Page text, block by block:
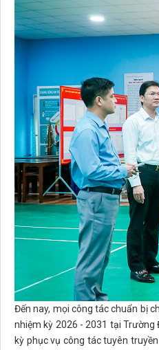
Đến nay, mọi công tác chuẩn bị
nhiệm kỳ 2026 - 2031 tại Trường
kỳ phục vụ công tác tuyên